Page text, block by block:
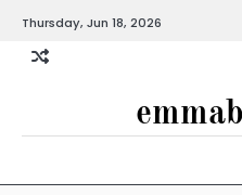
content
Thursday, Jun 18, 2026